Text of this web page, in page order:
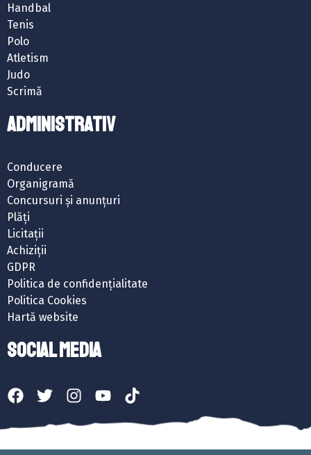
Handbal
Tenis
Polo
Atletism
Judo
Scrimă
ADMINISTRATIV
Conducere
Organigramă
Concursuri și anunțuri
Plăți
Licitații
Achiziții
GDPR
Politica de confidențialitate
Politica Cookies
Hartă website
SOCIAL MEDIA